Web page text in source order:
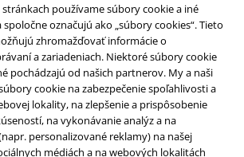
používame súbory cookie a iné
označujú ako „súbory cookies“. Tieto
zhromažďovať informácie o
a zariadeniach. Niektoré súbory cookie
pochádzajú od našich partnerov. My a naši
cookie na zabezpečenie spoľahlivosti a
lokality, na zlepšenie a prispôsobenie
na vykonávanie analýz a na
personalizované reklamy) na našej
médiách a na webových lokalitách